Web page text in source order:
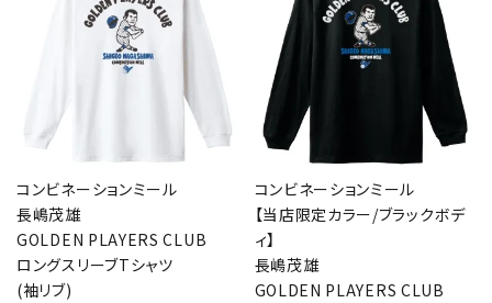
コンビネーションミール
長嶋茂雄
GOLDEN PLAYERS CLUB
ロングスリーブTシャツ
(袖リブ)
コンビネーションミール
【当店限定カラー/ブラックボデ
ィ】
長嶋茂雄
GOLDEN PLAYERS CLUB